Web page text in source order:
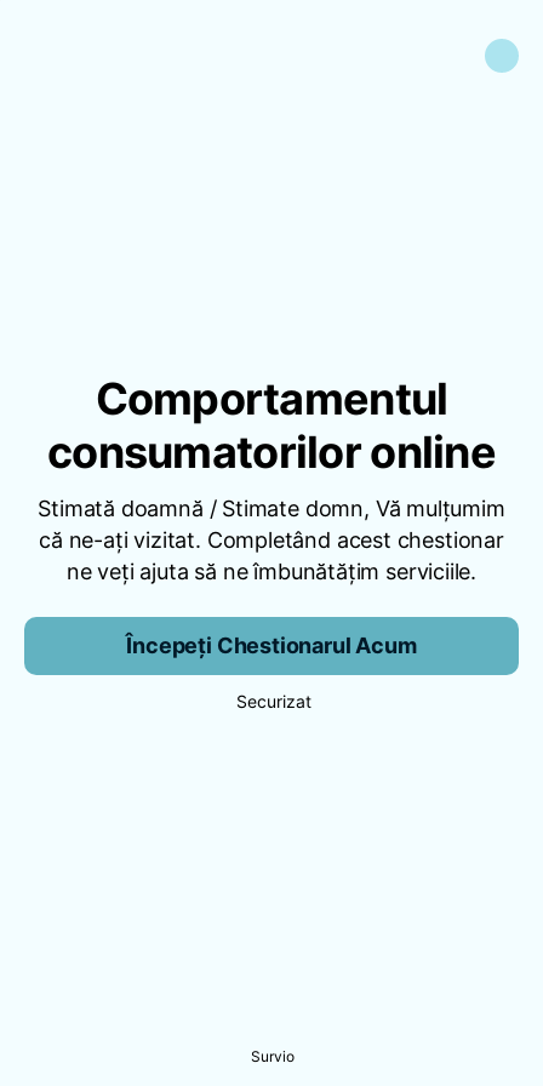
Comportamentul
consumatorilor online
Stimată doamnă / Stimate domn, Vă mulțumim
că ne-ați vizitat. Completând acest chestionar
ne veți ajuta să ne îmbunătățim serviciile.
Începeți Chestionarul Acum
Securizat
Survio